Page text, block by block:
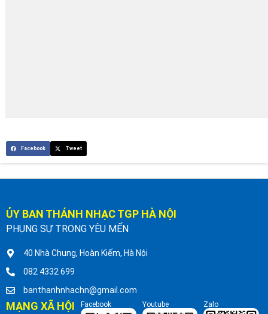
Facebook Tweet
ỦY BAN THÁNH NHẠC TGP HÀ NỘI
PHỤNG SỰ TRONG YÊU MẾN
40 Nhà Chung, Hoàn Kiếm, Hà Nội
082 4332 699
banthanhnhachn@gmail.com
MẠNG XÃ HỘI Facebook Youtube Zalo